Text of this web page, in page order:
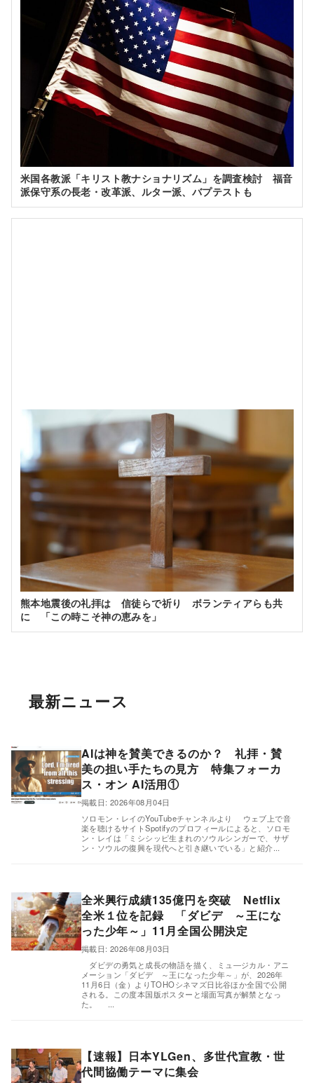
米国各教派「キリスト教ナショナリズム」を調査検討 福音
派保守系の長老・改革派、ルター派、バプテストも
熊本地震後の礼拝は 信徒らで祈り ボランティアらも共
に 「この時こそ神の恵みを」
最新ニュース
,
AIは神を賛美できるのか？ 礼拝・賛
美の担い手たちの見方 特集フォーカ
ス・オン AI活用①
掲載日: 2026年08月04日
ソロモン・レイのYouTubeチャンネルより ウェブ上で音
楽を聴けるサイトSpotifyのプロフィールによると、ソロモ
ン・レイは「ミシシッピ生まれのソウルシンガーで、サザ
ン・ソウルの復興を現代へと引き継いでいる」と紹介...
,
全米興行成績135億円を突破 Netflix
全米１位を記録 「ダビデ ～王にな
った少年～」11月全国公開決定
掲載日: 2026年08月03日
ダビデの勇気と成長の物語を描く、ミュ―ジカル・アニ
メーション「ダビデ ～王になった少年～」が、2026年
11月6日（金）よりTOHOシネマズ日比谷ほか全国で公開
される。この度本国版ポスターと場面写真が解禁となっ
た。 ...
【速報】日本YLGen、多世代宣教・世
代間協働テーマに集会